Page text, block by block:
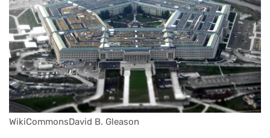
WikiCommonsDavid B. Gleason